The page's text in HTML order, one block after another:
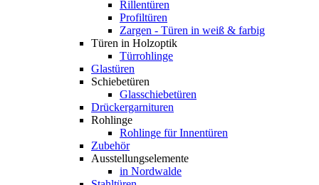
Rillentüren
Profiltüren
Zargen - Türen in weiß & farbig
Türen in Holzoptik
Türrohlinge
Glastüren
Schiebetüren
Glasschiebetüren
Drückergarnituren
Rohlinge
Rohlinge für Innentüren
Zubehör
Ausstellungselemente
in Nordwalde